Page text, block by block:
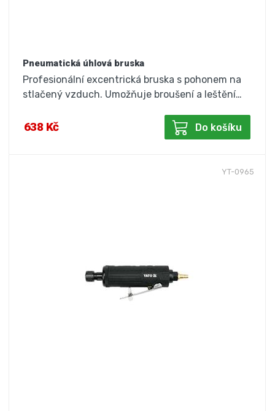
Pneumatická úhlová bruska
Profesionální excentrická bruska s pohonem na
stlačený vzduch. Umožňuje broušení a leštění…
638 Kč Do košíku
YT-0965